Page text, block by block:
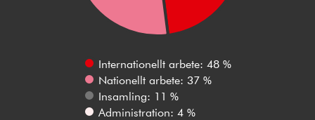
Internationellt arbete: 48 %
Nationellt arbete: 37 %
Insamling: 11 %
Administration: 4 %